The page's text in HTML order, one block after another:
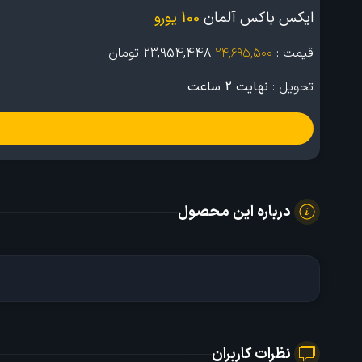
ایکس باکس آلمان 100 یورو
قیمت : 24,695,500
23,954,448 تومان
تحویل : نهایت 2 ساعت
درباره این محصول
نظرات کاربران